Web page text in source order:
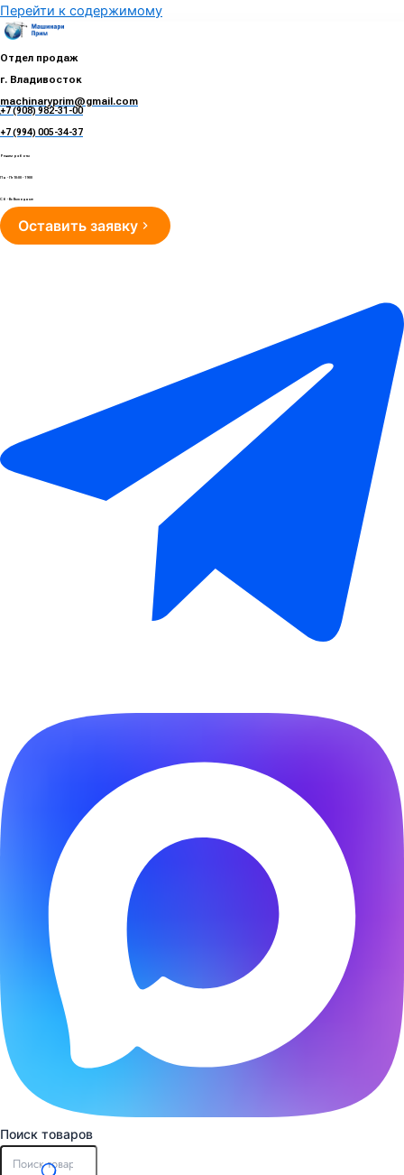
Перейти к содержимому
Отдел продаж
г. Владивосток
machinaryprim@gmail.com
+7 (908) 982-31-00
+7 (994) 005-34-37
Режим работы
Пн - Пт 10:00 - 19:00
Сб - Вс Выходные
Оставить заявку
Поиск товаров